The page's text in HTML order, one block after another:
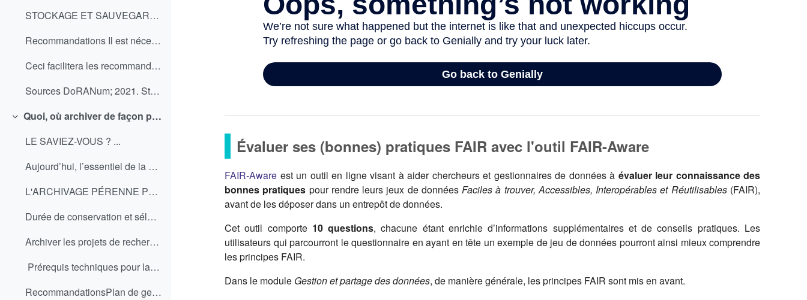
STOCKAGE ET SAUVEGARDE DES DONNÉES DANS UN PROJET ...
Recommandations Il est nécessaire d’identifier la...
Ceci facilitera les recommandations suivantes : ...
Sources DoRANum; 2021. Stockage, partage, archivag...
Replier
Quoi, où archiver de façon pérenne ?
LE SAVIEZ-VOUS ? ...
Aujourd’hui, l’essentiel de la production scientif...
L'ARCHIVAGE PÉRENNE Parcourez cette ressource inte...
Durée de conservation et sélection des donnéesTout...
Archiver les projets de recherche. Quelques recommandations avant de partir ou pour libérer de la place dans son bureau
Prérequis techniques pour la préservationMét...
RecommandationsPlan de gestion de données Pour ...
Évaluer ses (bonnes) pratiques FAIR avec l'outil FAIR-Aware
FAIR-Aware(s'ouvre dans un nouvel onglet)
est un outil en ligne visant à aider chercheurs et gestionnaires de données à évaluer leur connaissance des
bonnes pratiques pour rendre leurs jeux de donnéesFaciles à trouver, Accessibles, Interopérables et Réutilisables(FAIR),
avant de les déposer dans un entrepôt de données.
Cet outil comporte 10 questions, chacune étant enrichie d’informations supplémentaires et de conseils pratiques. Les
utilisateurs qui parcourront le questionnaire en ayant en tête un exemple de jeu de données pourront ainsi mieux comprendre
les principes FAIR.
Dans le module Gestion et partage des données, de manière générale, les principes FAIR sont mis en avant.